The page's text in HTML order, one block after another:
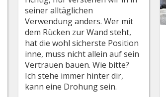
seiner alltäglichen
Verwendung anders. Wer mit
dem Rücken zur Wand steht,
hat die wohl sicherste Position
inne, muss nicht allein auf sein
Vertrauen bauen. Wie bitte?
Ich stehe immer hinter dir,
kann eine Drohung sein.